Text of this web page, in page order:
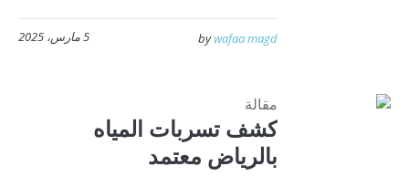
5 مارس، 2025 bywafaa magd
مقالة
كشف تسربات المياه
بالرياض معتمد